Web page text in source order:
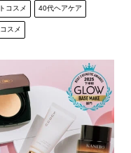
コスメ 40代ヘアケア
スメ